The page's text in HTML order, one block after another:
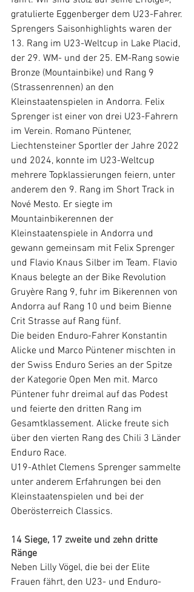
gratulierte Eggenberger dem U23-Fahrer.
Sprengers Saisonhighlights waren der
13. Rang im U23-Weltcup in Lake Placid,
der 29. WM- und der 25. EM-Rang sowie
Bronze (Mountainbike) und Rang 9
(Strassenrennen) an den
Kleinstaatenspielen in Andorra. Felix
Sprenger ist einer von drei U23-Fahrern
im Verein. Romano Püntener,
Liechtensteiner Sportler der Jahre 2022
und 2024, konnte im U23-Weltcup
mehrere Topklassierungen feiern, unter
anderem den 9. Rang im Short Track in
Nové Mesto. Er siegte im
Mountainbikerennen der
Kleinstaatenspiele in Andorra und
gewann gemeinsam mit Felix Sprenger
und Flavio Knaus Silber im Team. Flavio
Knaus belegte an der Bike Revolution
Gruyère Rang 9, fuhr im Bikerennen von
Andorra auf Rang 10 und beim Bienne
Crit Strasse auf Rang fünf.
Die beiden Enduro-Fahrer Konstantin
Alicke und Marco Püntener mischten in
der Swiss Enduro Series an der Spitze
der Kategorie Open Men mit. Marco
Püntener fuhr dreimal auf das Podest
und feierte den dritten Rang im
Gesamtklassement. Alicke freute sich
über den vierten Rang des Chili 3 Länder
Enduro Race.
U19-Athlet Clemens Sprenger sammelte
unter anderem Erfahrungen bei den
Kleinstaatenspielen und bei der
Oberösterreich Classics.
14 Siege, 17 zweite und zehn dritte
Ränge
Neben Lilly Vögel, die bei der Elite
Frauen fährt, den U23- und Enduro-